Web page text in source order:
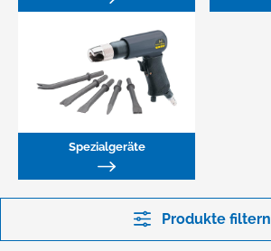
Spezialgeräte
Produkte filtern